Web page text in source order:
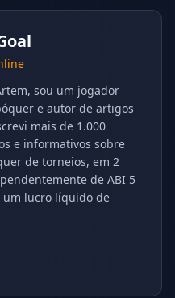
sou um jogador
e autor de artigos
mais de 1.000
e informativos sobre
de torneios, em 2
de ABI 5
um lucro líquido de